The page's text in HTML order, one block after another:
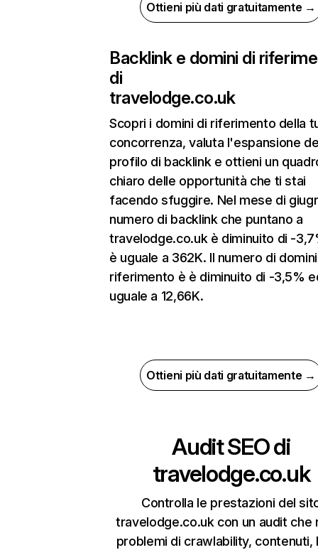
Ottieni più dati gratuitamente →
Backlink e domini di
di
travelodge.co.uk
Scopri i domini di riferimento della
concorrenza, valuta l'espansione
profilo di backlink e ottieni un
chiaro delle opportunità che ti stai
facendo sfuggire. Nel mese di
numero di backlink che puntano a
travelodge.co.uk è diminuito di -
è uguale a 362K. Il numero di
riferimento è è diminuito di -3,5%
uguale a 12,66K.
Ottieni più dati gratuitamente →
Audit SEO di
travelodge.co.uk
Controlla le prestazioni del
travelodge.co.uk con un audit che
problemi di crawlability, contenuti,